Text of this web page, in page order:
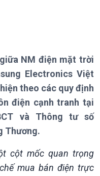
NM điện mặt trời
Electronics Việt
theo các quy định
điện cạnh tranh tại
và Thông tư số
Thương.
cột mốc quan trọng
mua bán điện trực